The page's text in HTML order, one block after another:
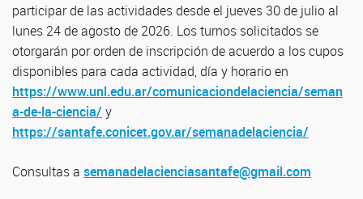
participar de las actividades desde el jueves 30 de julio al
lunes 24 de agosto de 2026. Los turnos solicitados se
otorgarán por orden de inscripción de acuerdo a los cupos
disponibles para cada actividad, día y horario en
https://www.unl.edu.ar/comunicaciondelaciencia/seman
a-de-la-ciencia/ y
https://santafe.conicet.gov.ar/semanadelaciencia/
Consultas a semanadelacienciasantafe@gmail.com